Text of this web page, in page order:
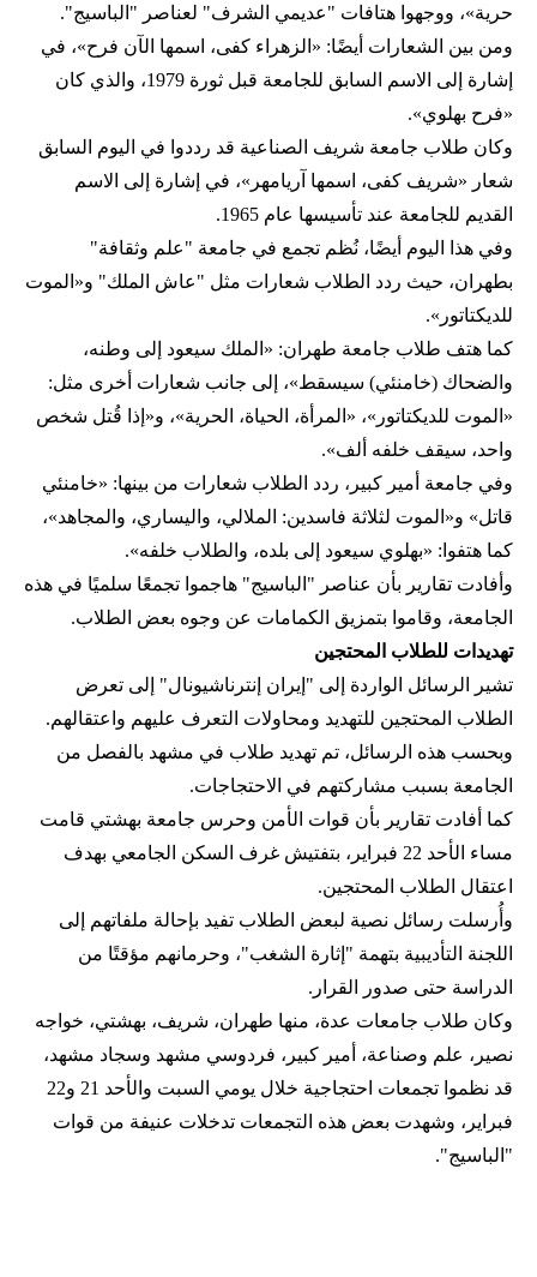
حرية»، ووجهوا هتافات "عديمي الشرف" لعناصر "الباسيج".
ومن بين الشعارات أيضًا: «الزهراء كفى، اسمها الآن فرح»، في
إشارة إلى الاسم السابق للجامعة قبل ثورة 1979، والذي كان
«فرح بهلوي».
وكان طلاب جامعة شريف الصناعية قد رددوا في اليوم السابق
شعار «شريف كفى، اسمها آريامهر»، في إشارة إلى الاسم
القديم للجامعة عند تأسيسها عام 1965.
وفي هذا اليوم أيضًا، نُظم تجمع في جامعة "علم وثقافة"
بطهران، حيث ردد الطلاب شعارات مثل "عاش الملك" و«الموت
للديكتاتور».
كما هتف طلاب جامعة طهران: «الملك سيعود إلى وطنه،
والضحاك (خامنئي) سيسقط»، إلى جانب شعارات أخرى مثل:
«الموت للديكتاتور»، «المرأة، الحياة، الحرية»، و«إذا قُتل شخص
واحد، سيقف خلفه ألف».
وفي جامعة أمير كبير، ردد الطلاب شعارات من بينها: «خامنئي
قاتل» و«الموت لثلاثة فاسدين: الملالي، واليساري، والمجاهد»،
كما هتفوا: «بهلوي سيعود إلى بلده، والطلاب خلفه».
وأفادت تقارير بأن عناصر "الباسيج" هاجموا تجمعًا سلميًا في هذه
الجامعة، وقاموا بتمزيق الكمامات عن وجوه بعض الطلاب.
تهديدات للطلاب المحتجين
تشير الرسائل الواردة إلى "إيران إنترناشيونال" إلى تعرض
الطلاب المحتجين للتهديد ومحاولات التعرف عليهم واعتقالهم.
وبحسب هذه الرسائل، تم تهديد طلاب في مشهد بالفصل من
الجامعة بسبب مشاركتهم في الاحتجاجات.
كما أفادت تقارير بأن قوات الأمن وحرس جامعة بهشتي قامت
مساء الأحد 22 فبراير، بتفتيش غرف السكن الجامعي بهدف
اعتقال الطلاب المحتجين.
وأُرسلت رسائل نصية لبعض الطلاب تفيد بإحالة ملفاتهم إلى
اللجنة التأديبية بتهمة "إثارة الشغب"، وحرمانهم مؤقتًا من
الدراسة حتى صدور القرار.
وكان طلاب جامعات عدة، منها طهران، شريف، بهشتي، خواجه
نصير، علم وصناعة، أمير كبير، فردوسي مشهد وسجاد مشهد،
قد نظموا تجمعات احتجاجية خلال يومي السبت والأحد 21 و22
فبراير، وشهدت بعض هذه التجمعات تدخلات عنيفة من قوات
"الباسيج".